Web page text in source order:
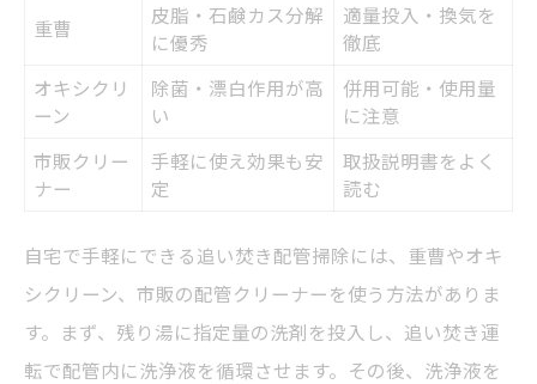
重曹
皮脂・石鹸カス分解
に優秀
適量投入・換気を
徹底
オキシクリ
ーン
除菌・漂白作用が高
い
併用可能・使用量
に注意
市販クリー
ナー
手軽に使え効果も安
定
取扱説明書をよく
読む
自宅で手軽にできる追い焚き配管掃除には、重曹やオキ
シクリーン、市販の配管クリーナーを使う方法がありま
す。まず、残り湯に指定量の洗剤を投入し、追い焚き運
転で配管内に洗浄液を循環させます。その後、洗浄液を